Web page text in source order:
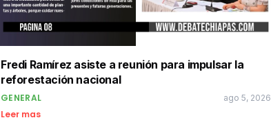
Fredi Ramírez asiste a reunión para impulsar la
reforestación nacional
GENERAL ago 5, 2026
Leer mas